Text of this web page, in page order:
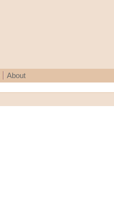
About